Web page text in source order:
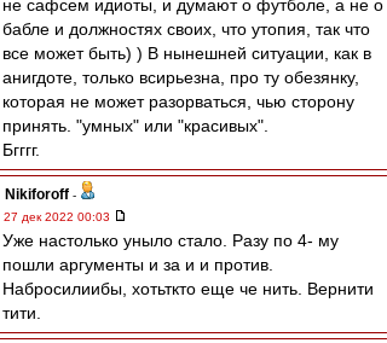
не сафсем идиоты, и думают о футболе, а не о
бабле и должностях своих, что утопия, так что
все может быть) ) В нынешней ситуации, как в
анигдоте, только всирьезна, про ту обезянку,
которая не может разорваться, чью сторону
принять. "умных" или "красивых".
Бгггг.
Nikiforoff -
27 дек 2022 00:03
Уже настолько уныло стало. Разу по 4- му
пошли аргументы и за и и против.
Набросилиибы, хотьткто еще че нить. Вернити
тити.